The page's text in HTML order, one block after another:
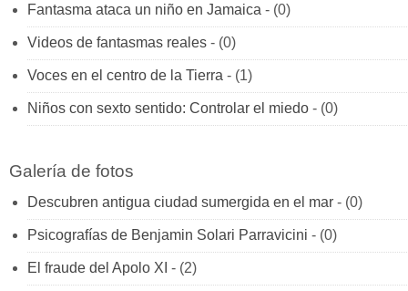
Fantasma ataca un niño en Jamaica - (0)
Videos de fantasmas reales - (0)
Voces en el centro de la Tierra - (1)
Niños con sexto sentido: Controlar el miedo - (0)
Galería de fotos
Descubren antigua ciudad sumergida en el mar - (0)
Psicografías de Benjamin Solari Parravicini - (0)
El fraude del Apolo XI - (2)